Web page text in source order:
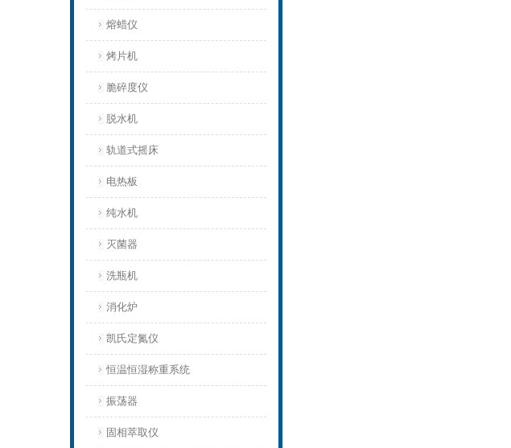
熔蜡仪
烤片机
脆碎度仪
脱水机
轨道式摇床
电热板
纯水机
灭菌器
洗瓶机
消化炉
凯氏定氮仪
恒温恒湿称重系统
振荡器
固相萃取仪